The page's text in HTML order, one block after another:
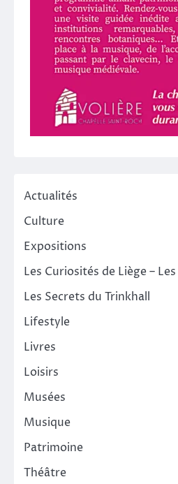
Actualités
Culture
Expositions
Les Curiosités de Liège –
Les Secrets du Trinkhall
Lifestyle
Livres
Loisirs
Musées
Musique
Patrimoine
Théâtre